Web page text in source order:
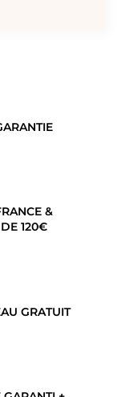
&
120€
GRATUIT